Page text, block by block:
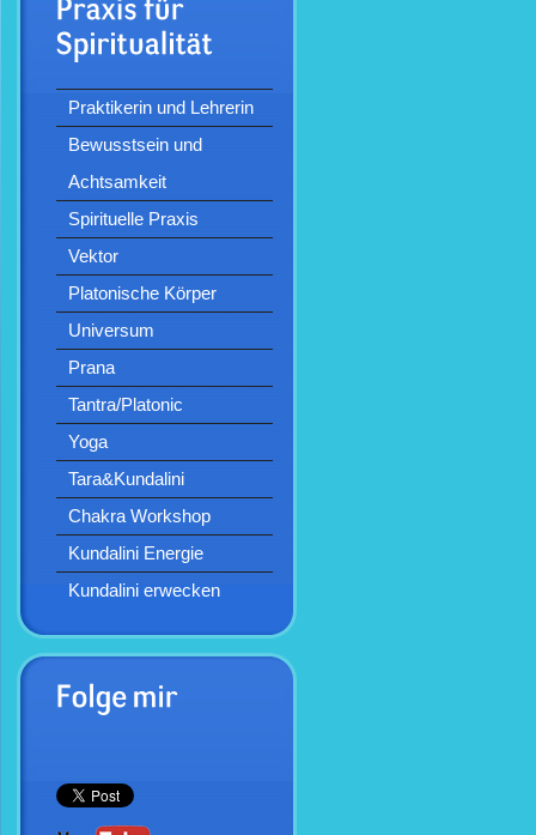
Praktikerin und Lehrerin
Bewusstsein und
Achtsamkeit
Spirituelle Praxis
Vektor
Platonische Körper
Universum
Prana
Tantra/Platonic
Yoga
Tara&Kundalini
Chakra Workshop
Kundalini Energie
Kundalini erwecken